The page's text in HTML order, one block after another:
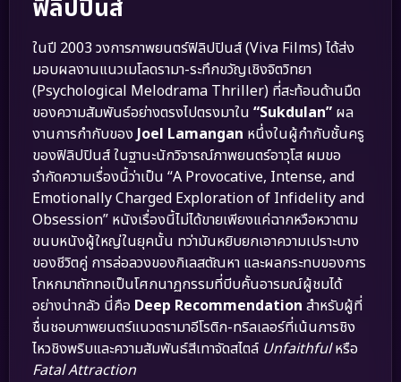
ฟิลิปปินส์
ในปี 2003 วงการภาพยนตร์ฟิลิปปินส์ (Viva Films) ได้ส่ง
มอบผลงานแนวเมโลดรามา-ระทึกขวัญเชิงจิตวิทยา
(Psychological Melodrama Thriller) ที่สะท้อนด้านมืด
ของความสัมพันธ์อย่างตรงไปตรงมาใน “Sukdulan” ผล
งานการกำกับของJoel Lamangan หนึ่งในผู้กำกับชั้นครู
ของฟิลิปปินส์ ในฐานะนักวิจารณ์ภาพยนตร์อาวุโส ผมขอ
จำกัดความเรื่องนี้ว่าเป็น “A Provocative, Intense, and
Emotionally Charged Exploration of Infidelity and
Obsession” หนังเรื่องนี้ไม่ได้ขายเพียงแค่ฉากหวือหวาตาม
ขนบหนังผู้ใหญ่ในยุคนั้น ทว่ามันหยิบยกเอาความเปราะบาง
ของชีวิตคู่ การล่อลวงของกิเลสตัณหา และผลกระทบของการ
โกหกมาถักทอเป็นโศกนาฏกรรมที่บีบคั้นอารมณ์ผู้ชมได้
อย่างน่ากลัว นี่คือ Deep Recommendation สำหรับผู้ที่
ชื่นชอบภาพยนตร์แนวดรามาอีโรติก-ทริลเลอร์ที่เน้นการชิง
ไหวชิงพริบและความสัมพันธ์สีเทาจัดสไตล์ Unfaithfulหรือ
Fatal Attraction